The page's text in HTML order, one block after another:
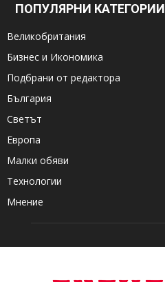
ПОПУЛЯРНИ КАТЕГОРИИ
Великобритания
Бизнес и Икономика
Подбрани от редактора
България
Светът
Европа
Малки обяви
Технологии
Мнение